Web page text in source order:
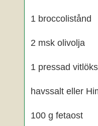
1 broccolistånd
2 msk olivolja
1 pressad
havssalt eller
100 g fetaost